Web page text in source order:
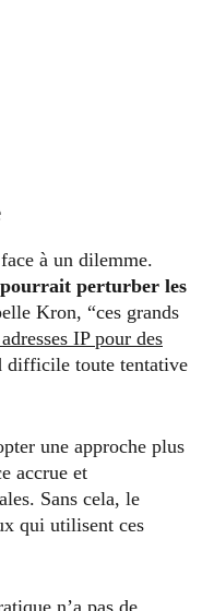
à un dilemme.
pourrait perturber les
Kron, “ces grands
IP pour des
difficile toute tentative
une approche plus
accrue et
Sans cela, le
qui utilisent ces
n’a pas de